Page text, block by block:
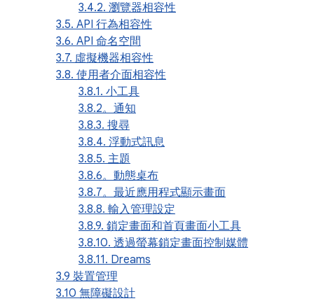
3.4.2. 瀏覽器相容性
3.5. API 行為相容性
3.6. API 命名空間
3.7. 虛擬機器相容性
3.8. 使用者介面相容性
3.8.1. 小工具
3.8.2。通知
3.8.3. 搜尋
3.8.4. 浮動式訊息
3.8.5. 主題
3.8.6。動態桌布
3.8.7。最近應用程式顯示畫面
3.8.8. 輸入管理設定
3.8.9. 鎖定畫面和首頁畫面小工具
3.8.10. 透過螢幕鎖定畫面控制媒體
3.8.11. Dreams
3.9 裝置管理
3.10 無障礙設計